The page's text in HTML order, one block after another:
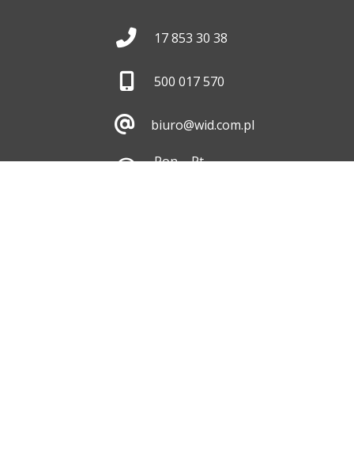
17 853 30 38
500 017 570
biuro@wid.com.pl
Pon. - Pt.